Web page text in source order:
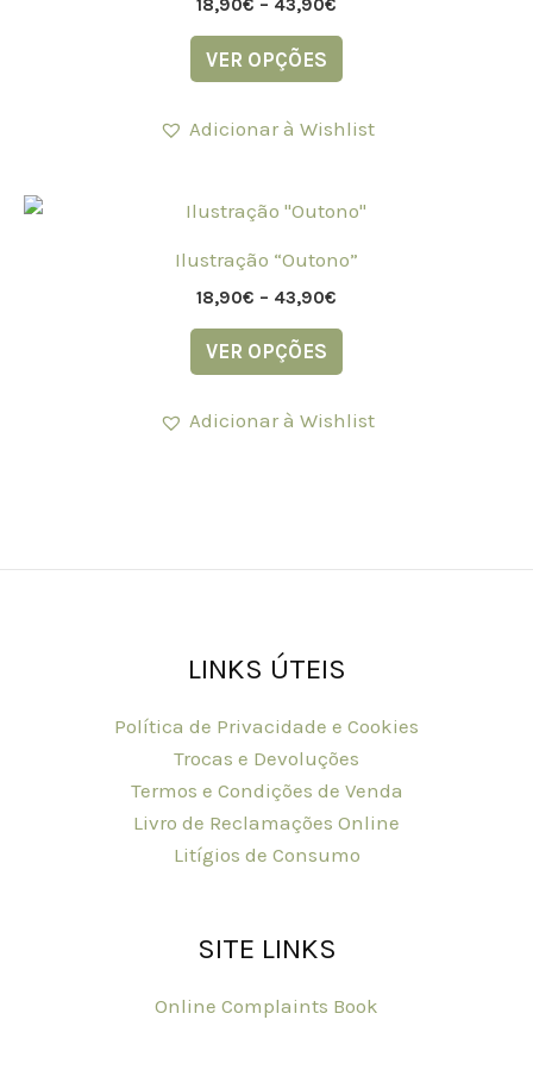
page
18,90€ – 43,90€
VER OPÇÕES
variants.
The
may
chosen
the
page
Adicionar à Wishlist
Ilustração “Outono”
18,90€ – 43,90€
Price
18,90€
through
VER OPÇÕES
This
has
variants.
The
may
the
Adicionar à Wishlist
LINKS ÚTEIS
Política de Privacidade e Cookies
Trocas e Devoluções
Termos e Condições de Venda
Livro de Reclamações Online
Litígios de Consumo
SITE LINKS
Online Complaints Book